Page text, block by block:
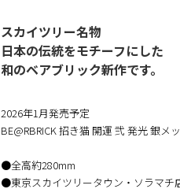
スカイツリー名物
日本の伝統をモチーフにした
和のベアブリック新作です。
2026年1月発売予定
BE@RBRICK 招き猫 開運 弐 発光 銀メ
●全高約280mm
●東京スカイツリータウン・ソラマチ